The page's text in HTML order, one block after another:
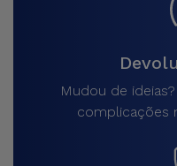
Mudou de
complicações